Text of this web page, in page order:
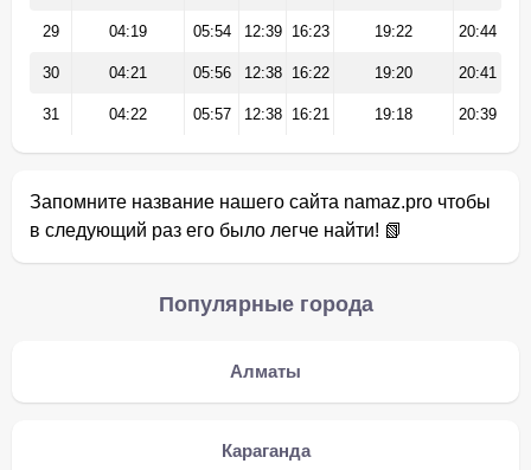
29 04:19 05:54 12:39 16:23 19:22 20:44
30 04:21 05:56 12:38 16:22 19:20 20:41
31 04:22 05:57 12:38 16:21 19:18 20:39
Запомните название нашего сайта namaz.pro чтобы
в следующий раз его было легче найти! 📗
Популярные города
Алматы
Караганда